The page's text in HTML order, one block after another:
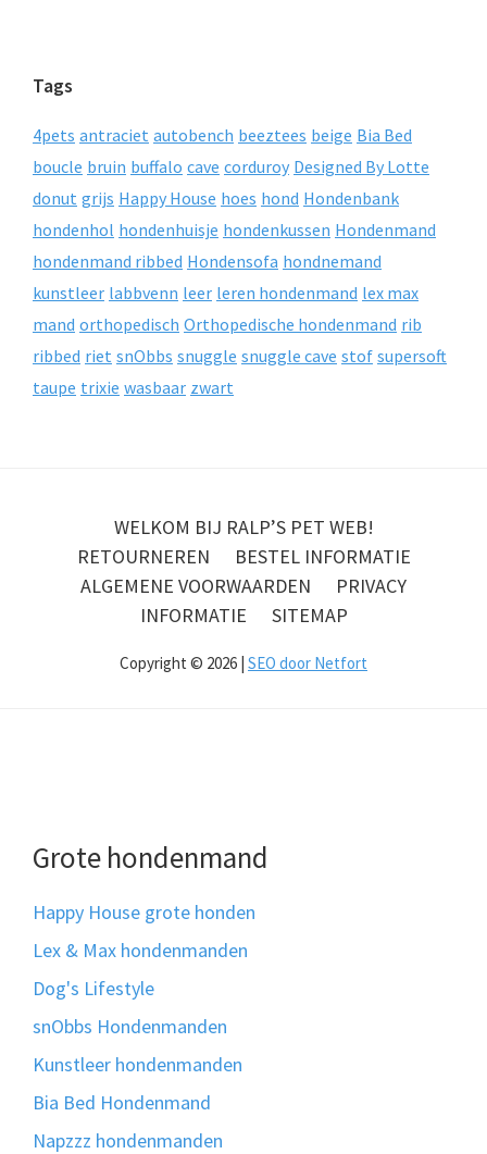
Tags
4pets antraciet autobench beeztees beige Bia Bed
boucle bruin buffalo cave corduroy Designed By Lotte
donut grijs Happy House hoes hond Hondenbank
hondenhol hondenhuisje hondenkussen Hondenmand
hondenmand ribbed Hondensofa hondnemand
kunstleer labbvenn leer leren hondenmand lex max
mand orthopedisch Orthopedische hondenmand rib
ribbed riet snObbs snuggle snuggle cave stof supersoft
taupe trixie wasbaar zwart
WELKOM BIJ RALP’S PET WEB!
RETOURNEREN
BESTEL INFORMATIE
ALGEMENE VOORWAARDEN
PRIVACY
INFORMATIE
SITEMAP
Copyright © 2026 | SEO door Netfort
Grote hondenmand
Happy House grote honden
Lex & Max hondenmanden
Dog's Lifestyle
snObbs Hondenmanden
Kunstleer hondenmanden
Bia Bed Hondenmand
Napzzz hondenmanden